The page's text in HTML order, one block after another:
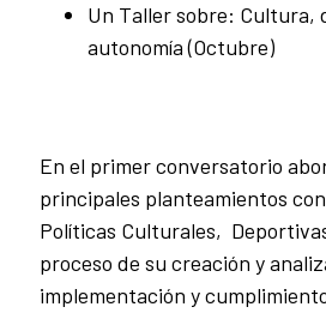
Un Taller sobre: Cultura,
autonomía (Octubre)
En el primer conversatorio
principales planteamientos
Políticas Culturales,
proceso de su creación y
implementación y